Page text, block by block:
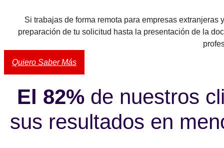
Si trabajas de forma remota para empresas
preparación de tu solicitud hasta la presentación de la
Quiero Saber Más
El 82% de nuestros
sus resultados en